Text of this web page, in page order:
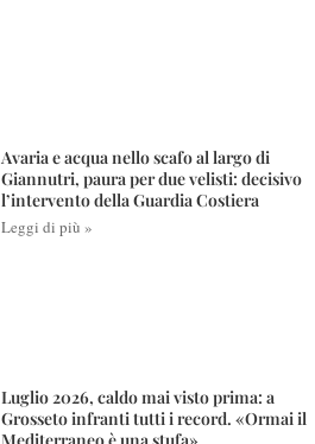
Avaria e acqua nello scafo al largo di
Giannutri, paura per due velisti: decisivo
l’intervento della Guardia Costiera
Leggi di più »
Luglio 2026, caldo mai visto prima: a
Grosseto infranti tutti i record. «Ormai il